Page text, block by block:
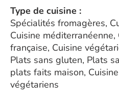
Type de cuisine :
Spécialités fromagères,
Cuisine
française, Cuisine
Plats sans gluten, Plats
plats faits maison,
végétariens